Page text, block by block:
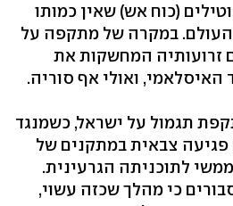
(כוח אש) שאין כמותו
העולם. במקרה של מתקפה על
זרועותיה המחשקות את
ואולי אף סוריה.
תגמול על ישראל, כשמנגד
צבאית במתקנים של
לתוכניתה הגרעינית.
כי מהלך שכזה עשוי,